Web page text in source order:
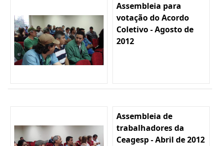
Assembleia para
votação do Acordo
Coletivo - Agosto de
2012
Assembleia de
trabalhadores da
Ceagesp - Abril de 2012